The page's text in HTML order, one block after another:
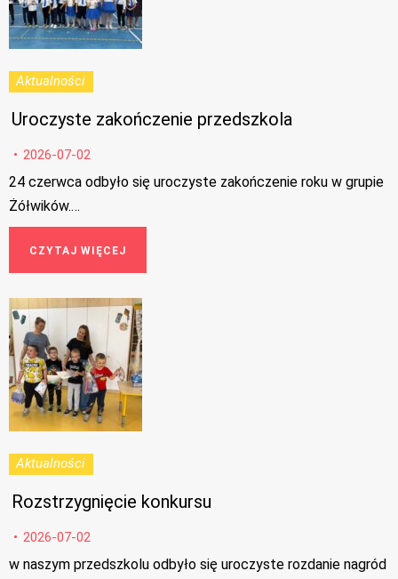
Aktualności
Uroczyste zakończenie przedszkola
2026-07-02
24 czerwca odbyło się uroczyste zakończenie roku w grupie
Żółwików.…
CZYTAJ WIĘCEJ
Aktualności
Rozstrzygnięcie konkursu
2026-07-02
w naszym przedszkolu odbyło się uroczyste rozdanie nagród